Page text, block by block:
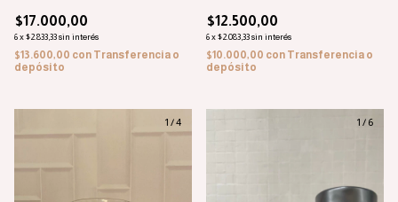
$17.000,00
6x$2.833,33sin interés
$13.600,00 con Transferencia o
depósito
$12.500,00
6x$2.083,33sin interés
$10.000,00 con Transferencia o
depósito
1 /4 1 / 6